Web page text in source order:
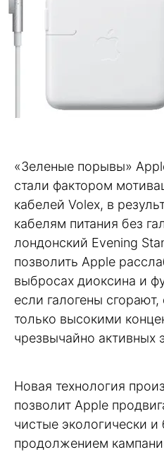
«Зеленые порывы»
стали фактором
кабелей Volex, в
кабелям питания без
лондонский Evening
позволить Apple
выбросах диоксина и
если галогены
только высокими
чрезвычайно активных
Новая технология
позволит Apple
чистые экологически
продолжением